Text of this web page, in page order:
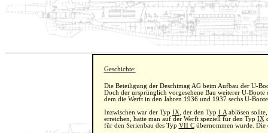
Geschichte:
Die Beteiligung der Deschimag AG beim Aufbau der U-
Doch der ursprünglich vorgesehene Bau weiterer U-Boote
dem die Werft in den Jahren 1936 und 1937 sechs U-
Inzwischen war der Typ IX, der den Typ I Aablösen
erreichen, hatte man auf der Werft speziell für den Typ IX
für den Serienbau des Typ VII Cübernommen wurde. Die